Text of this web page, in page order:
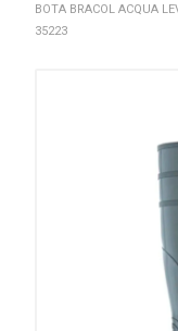
BOTA BRACOL ACQUA
35223